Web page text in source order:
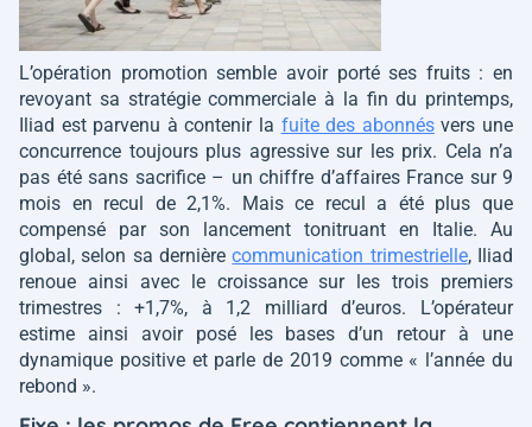
L’opération promotion semble avoir porté ses fruits : en
revoyant sa stratégie commerciale à la fin du printemps,
Iliad est parvenu à contenir la fuite des abonnésvers une
concurrence toujours plus agressive sur les prix. Cela n’a
pas été sans sacrifice – un chiffre d’affaires France sur 9
mois en recul de 2,1%. Mais ce recul a été plus que
compensé par son lancement tonitruant en Italie. Au
global, selon sa dernièrecommunication trimestrielle, Iliad
renoue ainsi avec le croissance sur les trois premiers
trimestres : +1,7%, à 1,2 milliard d’euros. L’opérateur
estime ainsi avoir posé les bases d’un retour à une
dynamique positive et parle de 2019 comme « l’année du
rebond ».